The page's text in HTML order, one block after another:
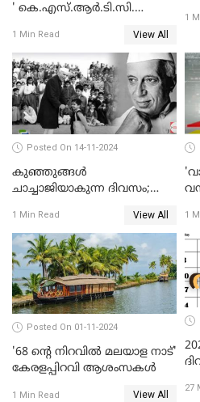
' കെ.എസ്.ആര്‍.ടി.സി.
ഒടുക്കം താലികെട്ടിനും അതേ
ബസില്‍ യാത്ര
1 Min Read View All
1
Posted On 14-11-2024
കുഞ്ഞുങ്ങള്‍
ചാച്ചാജിയാകുന്ന ദിവസം;
1 Min Read View All 1
Posted On 01-11-2024
'68 ന്റെ നിറവിൽ മലയാള നാട്'
കേരളപ്പിറവി ആശംസകൾ
1 Min Read View All
27